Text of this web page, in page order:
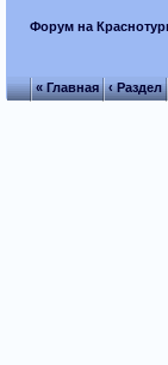
Форум на
« Главная ‹ Раздел